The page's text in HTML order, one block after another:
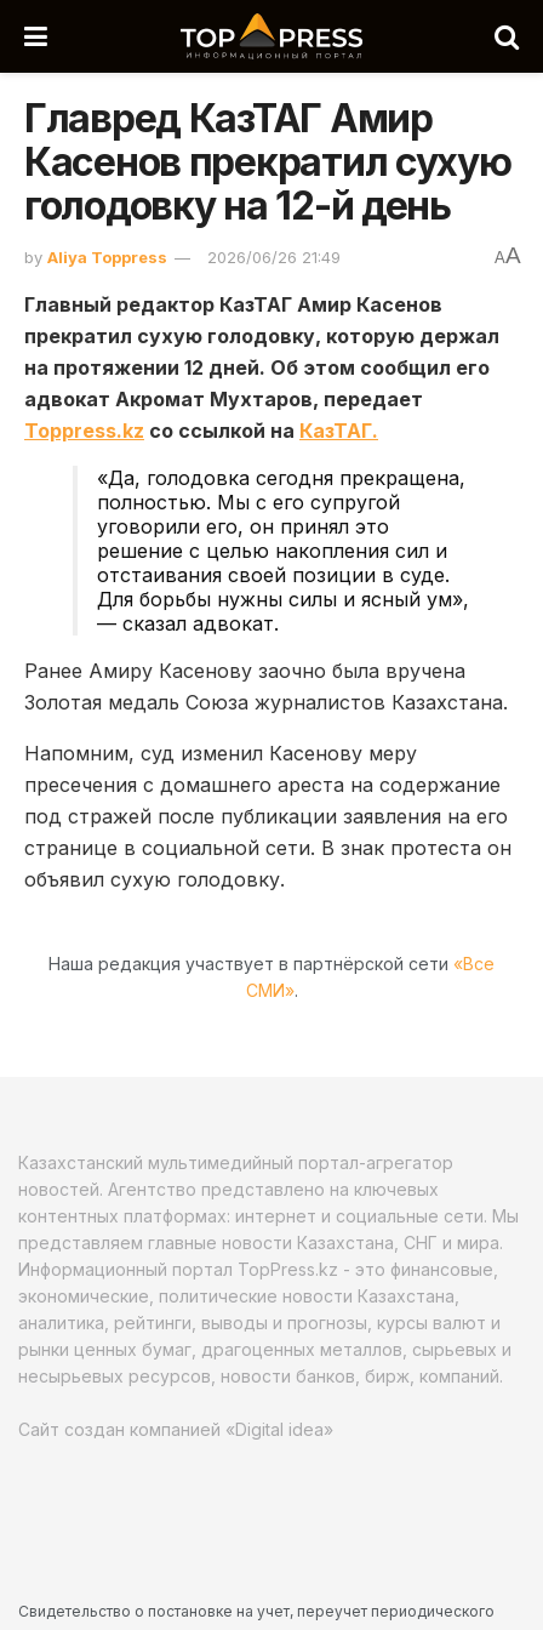
Главред КазТАГ Амир
Касенов прекратил сухую
голодовку на 12-й день
by Aliya Toppress 2026/06/26 21:49 AA
Главный редактор КазТАГ Амир Касенов
прекратил сухую голодовку, которую держал
на протяжении 12 дней. Об этом сообщил его
адвокат Акромат Мухтаров, передает
Toppress.kz со ссылкой на КазТАГ.
«Да, голодовка сегодня прекращена,
полностью. Мы с его супругой
уговорили его, он принял это
решение с целью накопления сил и
отстаивания своей позиции в суде.
Для борьбы нужны силы и ясный ум»,
— сказал адвокат.
Ранее Амиру Касенову заочно была вручена
Золотая медаль Союза журналистов Казахстана.
Напомним, суд изменил Касенову меру
пресечения с домашнего ареста на содержание
под стражей после публикации заявления на его
странице в социальной сети. В знак протеста он
объявил сухую голодовку.
Наша редакция участвует в партнёрской сети «Все
СМИ».
Казахстанский мультимедийный портал-агрегатор
новостей. Агентство представлено на ключевых
контентных платформах: интернет и социальные сети. Мы
представляем главные новости Казахстана, СНГ и мира.
Информационный портал TopPress.kz - это финансовые,
экономические, политические новости Казахстана,
аналитика, рейтинги, выводы и прогнозы, курсы валют и
рынки ценных бумаг, драгоценных металлов, сырьевых и
несырьевых ресурсов, новости банков, бирж, компаний.
Сайт создан компанией «Digital idea»
Свидетельство о постановке на учет, переучет периодического